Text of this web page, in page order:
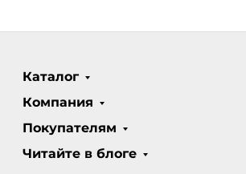
Каталог
Компания
Покупателям
Читайте в блоге